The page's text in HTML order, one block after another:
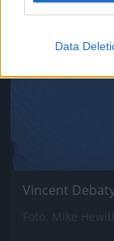
Data
Vincent